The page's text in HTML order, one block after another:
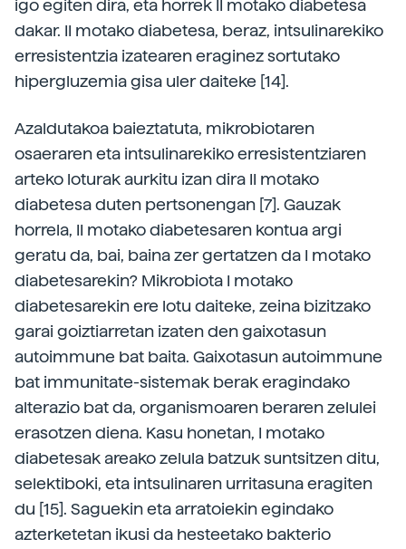
igo egiten dira, eta horrek II motako diabetesa
dakar. II motako diabetesa, beraz, intsulinarekiko
erresistentzia izatearen eraginez sortutako
hipergluzemia gisa uler daiteke [14].
Azaldutakoa baieztatuta, mikrobiotaren
osaeraren eta intsulinarekiko erresistentziaren
arteko loturak aurkitu izan dira II motako
diabetesa duten pertsonengan [7]. Gauzak
horrela, II motako diabetesaren kontua argi
geratu da, bai, baina zer gertatzen da I motako
diabetesarekin? Mikrobiota I motako
diabetesarekin ere lotu daiteke, zeina bizitzako
garai goiztiarretan izaten den gaixotasun
autoimmune bat baita. Gaixotasun autoimmune
bat immunitate-­sistemak berak eragindako
alterazio bat da, organismoaren beraren zelulei
erasotzen diena. Kasu honetan, I motako
diabetesak areako zelula batzuk suntsitzen ditu,
selektiboki, eta intsulinaren urritasuna eragiten
du [15]. Saguekin eta arratoiekin egindako
azterketetan ikusi da hesteetako bakterio